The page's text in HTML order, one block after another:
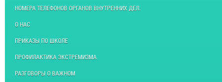
НОМЕРА ТЕЛЕФОНОВ ОРГАНОВ ВНУТРЕННИХ ДЕЛ.
О НАС
ПРИКАЗЫ ПО ШКОЛЕ
ПРОФИЛАКТИКА ЭКСТРЕМИЗМА
РАЗГОВОРЫ О ВАЖНОМ